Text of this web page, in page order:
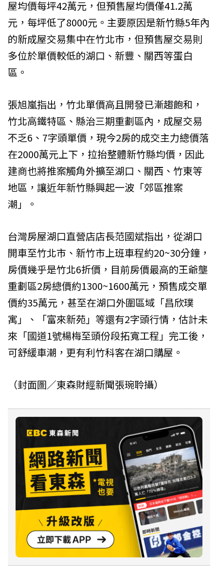
屋均價每坪42萬元，但預售屋均價僅41.2萬
元，每坪低了8000元。主要原因是新竹縣5年內
的新成屋交易集中在竹北市，但預售屋交易則
多位於單價較低的湖口、新豐、關西等蛋白
區。
張旭嵐指出，竹北單價高且開發已漸趨飽和，
竹北高鐵特區、縣治三期重劃區內，成屋交易
不乏6、7字頭單價，現今2房的成交主力總價落
在2000萬元上下，拉抬整體新竹縣均價，因此
建商也將推案觸角外擴至湖口、關西、竹東等
地區，讓近年新竹縣興起一波「郊區推案
潮」。
台灣房屋湖口直營店店長范國斌指出，從湖口
開車至竹北市、新竹市上班車程約20~30分鐘，
房價幾乎是竹北6折價，目前房價最高的王爺壟
重劃區2房總價約1300~1600萬元，預售成交單
價約35萬元，甚至在湖口外圍區域「昌欣璞
寓」、「富來新苑」等還有2字頭行情，估計未
來「國道1號楊梅至頭份段拓寬工程」完工後，
可舒緩車潮，更有利竹科客在湖口購屋。
（封面圖／東森財經新聞張琬聆攝）